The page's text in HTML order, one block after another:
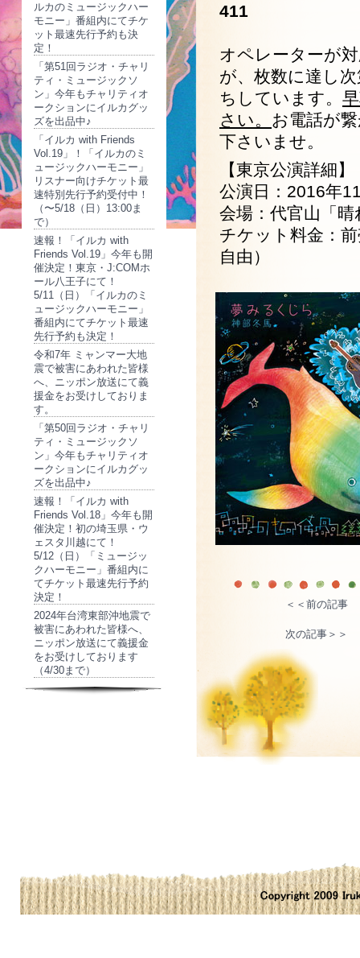
ルカのミュージックハー
モニー」番組内にてチケ
ット最速先行予約も決
定！
「第51回ラジオ・チャリ
ティ・ミュージックソ
ン」今年もチャリティオ
ークションにイルカグッ
ズを出品中♪
「イルカ with Friends
Vol.19」！「イルカのミ
ュージックハーモニー」
リスナー向けチケット最
速特別先行予約受付中！
（〜5/18（日）13:00ま
で）
速報！「イルカ with
Friends Vol.19」今年も開
催決定！東京・J:COMホ
ール八王子にて！
5/11（日）「イルカのミ
ュージックハーモニー」
番組内にてチケット最速
先行予約も決定！
令和7年 ミャンマー大地
震で被害にあわれた皆様
へ、ニッポン放送にて義
援金をお受けしておりま
す。
「第50回ラジオ・チャリ
ティ・ミュージックソ
ン」今年もチャリティオ
ークションにイルカグッ
ズを出品中♪
速報！「イルカ with
Friends Vol.18」今年も開
催決定！初の埼玉県・ウ
ェスタ川越にて！
5/12（日）「ミュージッ
クハーモニー」番組内に
てチケット最速先行予約
決定！
2024年台湾東部沖地震で
被害にあわれた皆様へ、
ニッポン放送にて義援金
をお受けしております
（4/30まで）
411
オペレーターが
が、枚数に達し
ちしています。
さい。 お電話が
下さいませ。
【東京公演詳細】
公演日：2016年
会場：代官山「
チケット料金：
自由）
＜＜前の記事
次の記事＞＞